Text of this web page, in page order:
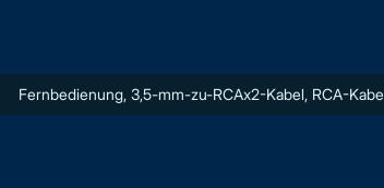
Fernbedienung, 3,5-mm-zu-RCAx2-Kabel, RCA-